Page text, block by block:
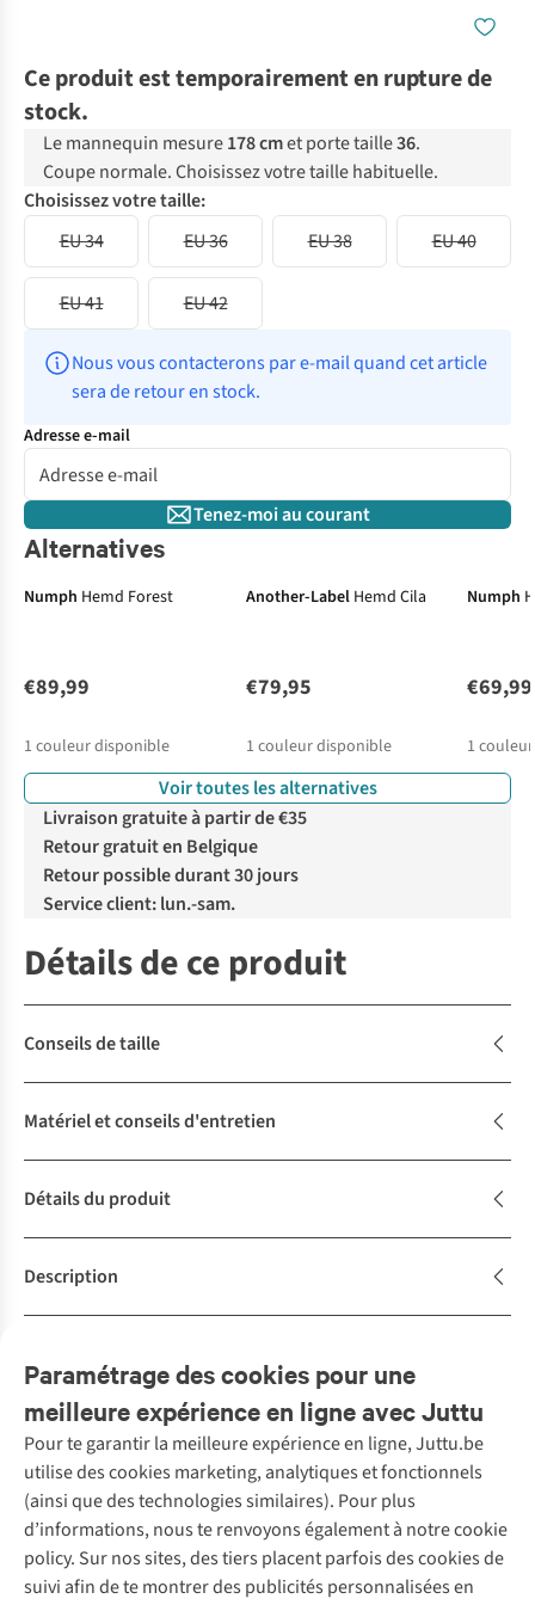
Ce produit est temporairement en rupture de
stock.
Le mannequin mesure178 cmet porte taille36.
Coupe normale. Choisissez votre taille habituelle.
Choisissez votre taille:
EU 34
EU 36 EU 38 EU 40
EU 41 EU 42
Nous vous contacterons par e-mail quand cet article
sera de retour en stock.
Adresse e-mail
Tenez-moi au courant
Alternatives
Numph Hemd Forest
€89,99
1 couleur disponible
Another-Label Hemd Cila
€79,95
1 couleur disponible
Numph
€69,99
1
Voir toutes les alternatives
Livraison gratuite à partir de €35
Retour gratuit en Belgique
Retour possible durant 30 jours
Service client: lun.-sam.
Détails de ce produit
Conseils de taille
Matériel et conseils d'entretien
Détails du produit
Description
Paramétrage des cookies pour une
meilleure expérience en ligne avec Juttu
Pour te garantir la meilleure expérience en ligne, Juttu.be
utilise des cookies marketing, analytiques et fonctionnels
(ainsi que des technologies similaires). Pour plus
d’informations, nous te renvoyons également à notre cookie
policy. Sur nos sites, des tiers placent parfois des cookies de
suivi afin de te montrer des publicités personnalisées en
Service client
Questions fréquentes
Commander
Payer
Nos services
Vintage - ReJUsed
Juttu